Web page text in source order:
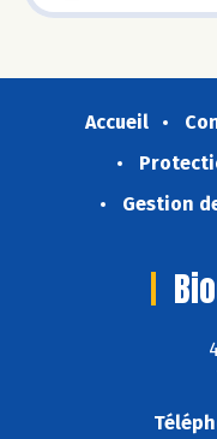
Accueil
Gestion